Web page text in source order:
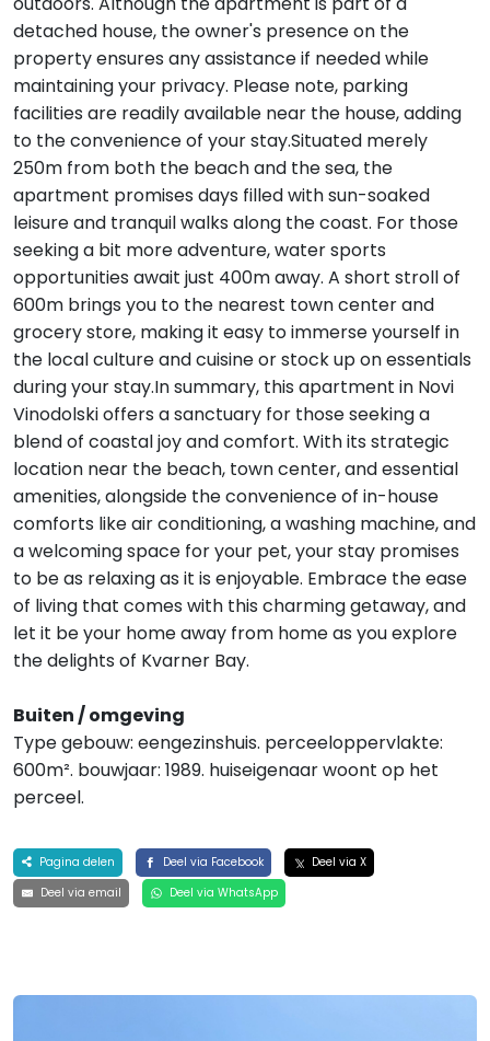
detached house, the owner's presence on the
property ensures any assistance if needed while
maintaining your privacy. Please note, parking
facilities are readily available near the house, adding
to the convenience of your stay.Situated merely
250m from both the beach and the sea, the
apartment promises days filled with sun-soaked
leisure and tranquil walks along the coast. For those
seeking a bit more adventure, water sports
opportunities await just 400m away. A short stroll of
600m brings you to the nearest town center and
grocery store, making it easy to immerse yourself in
the local culture and cuisine or stock up on essentials
during your stay.In summary, this apartment in Novi
Vinodolski offers a sanctuary for those seeking a
blend of coastal joy and comfort. With its strategic
location near the beach, town center, and essential
amenities, alongside the convenience of in-house
comforts like air conditioning, a washing machine, and
a welcoming space for your pet, your stay promises
to be as relaxing as it is enjoyable. Embrace the ease
of living that comes with this charming getaway, and
let it be your home away from home as you explore
the delights of Kvarner Bay.
Buiten / omgeving
Type gebouw: eengezinshuis. perceeloppervlakte:
600m². bouwjaar: 1989. huiseigenaar woont op het
perceel.
Pagina delen Deel via Facebook
Deel via X
Deel via email
Deel via WhatsApp